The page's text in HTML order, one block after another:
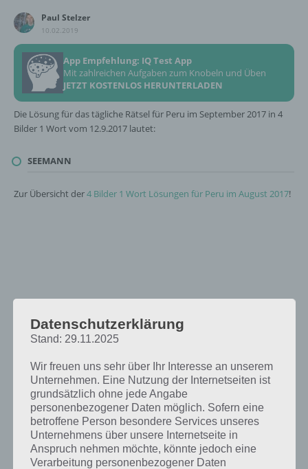
Paul Stelzer
10.02.2019
App Empfehlung: IQ Test App
Mit zahlreichen Aufgaben zum Knobeln und Üben
JETZT KOSTENLOS HERUNTERLADEN
Die Lösung für das tägliche Rätsel für Peru im September 2017 in 4
Bilder 1 Wort vom 12.9.2017 lautet:
SEEMANN
Zur Übersicht der4 Bilder 1 Wort Lösungen für Peru im August 2017!
Datenschutzerklärung
Stand: 29.11.2025
Wir freuen uns sehr über Ihr Interesse an unserem
Unternehmen. Eine Nutzung der Internetseiten ist
grundsätzlich ohne jede Angabe
personenbezogener Daten möglich. Sofern eine
betroffene Person besondere Services unseres
Unternehmens über unsere Internetseite in
Anspruch nehmen möchte, könnte jedoch eine
Verarbeitung personenbezogener Daten